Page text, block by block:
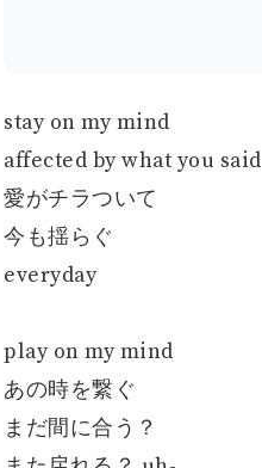
stay on my mind
affected by what you said
愛がチラついて
今も揺らぐ
everyday
play on my mind
あの時を繋ぐ
まだ間に合う？